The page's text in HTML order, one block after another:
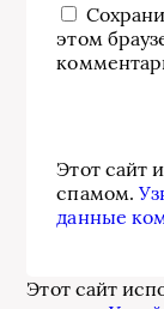
этом
Этот сайт
спамом.
данные
Этот сайт